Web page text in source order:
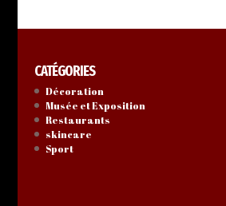
CATÉGORIES
Décoration
Musée et Exposition
Restaurants
skincare
Sport